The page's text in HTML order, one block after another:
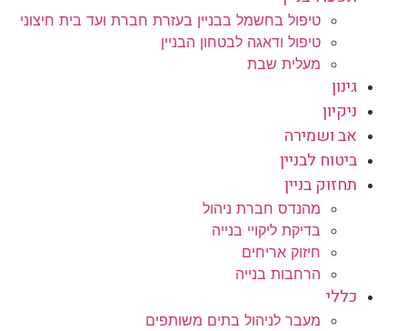
טיפול בחשמל בבניין בעזרת חברת ועד בית חיצוני
טיפול ודאגה לבטחון הבניין
מעלית שבת
גינון
ניקיון
אב ושמירה
ביטוח לבניין
תחזוק בניין
מהנדס חברת ניהול
בדיקת ליקויי בנייה
חיזוק אריחים
הרחבות בנייה
כללי
מעבר לניהול בתים משותפים